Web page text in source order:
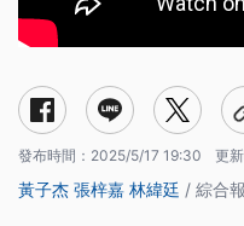
發布時間： 2025/5/17 19:30 更
黃子杰 張梓嘉 林緯廷 / 綜合